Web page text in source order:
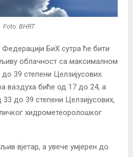
Foto: BHRT
БиХ сутра ће бити
облачност са максималном
39 степени Целзијусових.
ваздуха биће од 17 до 24, а
до 39 степени Целзијусових,
хидрометеоролошког
вјетар, а увече умјерен до